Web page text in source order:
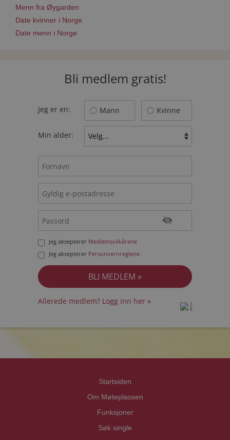
Menn fra Øygarden
Date kvinner i Norge
Date menn i Norge
Bli medlem gratis!
Jeg er en: Mann Kvinne
Min alder:
Jeg aksepterer Medlemsvilkårene
Jeg aksepterer Personvernreglene
Allerede medlem? Logg inn her »
Startsiden
Om Møteplassen
Funksjoner
Søk single